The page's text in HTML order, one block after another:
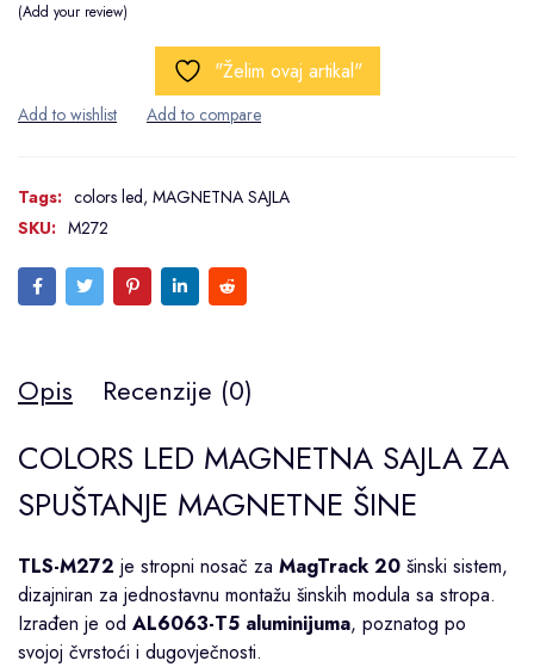
Add your review
"Želim ovaj artikal"
Tags: colors led, MAGNETNA SAJLA
SKU: M272
Opis Recenzije (0)
COLORS LED MAGNETNA SAJLA ZA
SPUŠTANJE MAGNETNE ŠINE
TLS-M272 je stropni nosač za MagTrack 20 šinski sistem,
dizajniran za jednostavnu montažu šinskih modula sa stropa.
Izrađen je od AL6063-T5 aluminijuma, poznatog po
svojoj čvrstoći i dugovječnosti.